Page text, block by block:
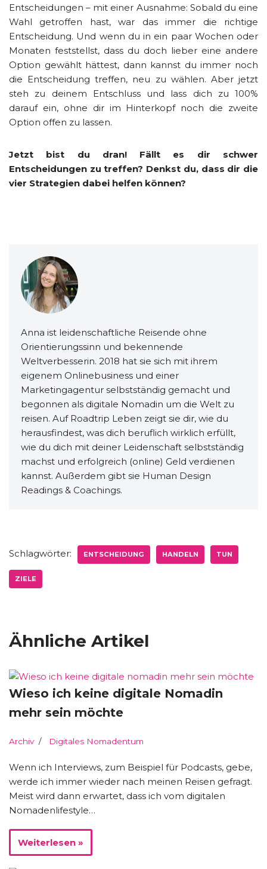
Entscheidungen – mit einer Ausnahme: Sobald du eine
Wahl getroffen hast, war das immer die richtige
Entscheidung. Und wenn du in ein paar Wochen oder
Monaten feststellst, dass du doch lieber eine andere
Option gewählt hättest, dann kannst du immer noch
die Entscheidung treffen, neu zu wählen. Aber jetzt
steh zu deinem Entschluss und lass dich zu 100%
darauf ein, ohne dir im Hinterkopf noch die zweite
Option offen zu lassen.
Jetzt bist du dran! Fällt es dir schwer
Entscheidungen zu treffen? Denkst du, dass dir die
vier Strategien dabei helfen können?
Anna ist leidenschaftliche Reisende ohne
Orientierungssinn und bekennende
Weltverbesserin. 2018 hat sie sich mit ihrem
eigenem Onlinebusiness und einer
Marketingagentur selbstständig gemacht und
begonnen als digitale Nomadin um die Welt zu
reisen. Auf Roadtrip Leben zeigt sie dir, wie du
herausfindest, was dich beruflich wirklich erfüllt,
wie du dich mit deiner Leidenschaft selbstständig
machst und erfolgreich (online) Geld verdienen
kannst. Außerdem gibt sie Human Design
Readings & Coachings.
Schlagwörter: ENTSCHEIDUNG HANDELN TUN
ZIELE
Ähnliche Artikel
Wieso ich keine digitale Nomadin
mehr sein möchte
Archiv Digitales Nomadentum
Wenn ich Interviews, zum Beispiel für Podcasts, gebe,
werde ich immer wieder nach meinen Reisen gefragt.
Meist wird dann erwartet, dass ich vom digitalen
Nomadenlifestyle…
Weiterlesen »